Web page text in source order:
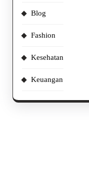
Blog
Fashion
Kesehatan
Keuangan